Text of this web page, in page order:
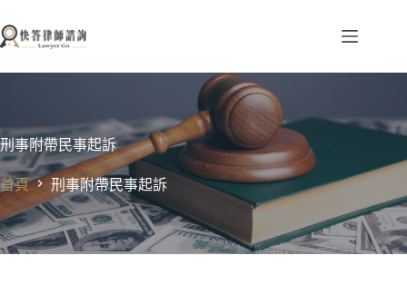
至
要
刑事附帶民事起訴
首頁 刑事附帶民事起訴